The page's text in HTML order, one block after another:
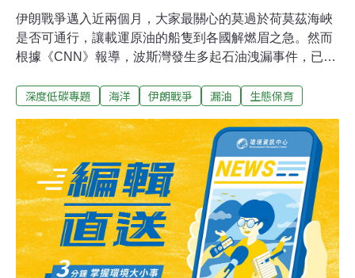
伊朗戰爭邁入近兩個月，大家最關心的莫過於荷莫茲海峽
是否可通行，讓載運原油的船隻到各國解燃眉之急。然而
根據《CNN》報導，波斯灣發生多起石油洩漏事件，已經
清晰可見。荷莫茲海峽不只承載全球約1/5的石油運量，同
警，漏油事件可能影響成千上萬的人們，尤其是伊朗沿海
地區的居民，甚至影響到海洋生物，海龜、海豚和鯨魚可
能會誤食石油或被困在油污中。《CNN》指出，截至17
日，大約有2000艘船隻受困海灣，共載有約210億公升石
油。而自戰爭爆發以來，波斯灣及荷莫茲海峽附近至少發
生了16起船隻襲擊事件。根據非政府組織衝突與環境觀察
站（The Conflict and Environment Observatory，簡稱
CEOBS），雖然截至目前受伊朗攻擊的船隻多為散裝貨
深度低碳專題 海洋 伊朗戰爭 漏油 生態保育